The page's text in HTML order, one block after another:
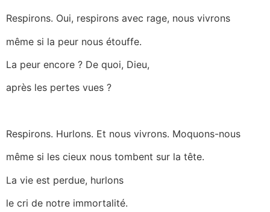
Respirons. Oui, respirons avec rage, nous vivrons
même si la peur nous étouffe.
La peur encore ? De quoi, Dieu,
après les pertes vues ?
Respirons. Hurlons. Et nous vivrons. Moquons-nous
même si les cieux nous tombent sur la tête.
La vie est perdue, hurlons
le cri de notre immortalité.